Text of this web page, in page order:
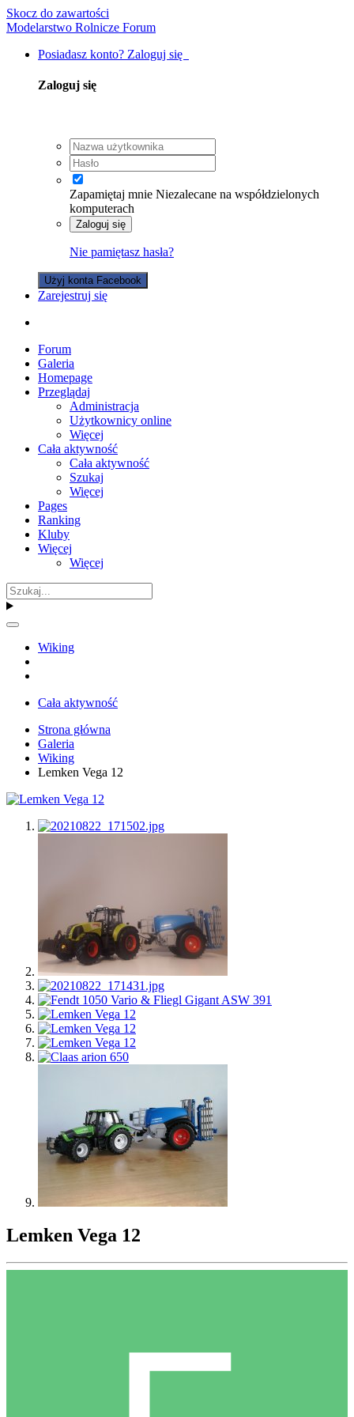
Skocz do zawartości
Modelarstwo Rolnicze Forum
Posiadasz konto? Zaloguj się
Zaloguj się
Zapamiętaj mnie Niezalecane na współdzielonych
komputerach
Zaloguj się
Nie pamiętasz hasła?
Użyj konta Facebook
Zarejestruj się
Forum
Galeria
Homepage
Przeglądaj
Administracja
Użytkownicy online
Więcej
Cała aktywność
Cała aktywność
Szukaj
Więcej
Pages
Ranking
Kluby
Więcej
Więcej
Wiking
Cała aktywność
Strona główna
Galeria
Wiking
Lemken Vega 12
Lemken Vega 12